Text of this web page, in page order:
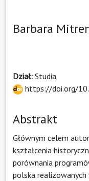
Barbara
Dział: Studia
https://doi.org/
Abstrakt
Głównym celem
kształcenia
porównania
polska